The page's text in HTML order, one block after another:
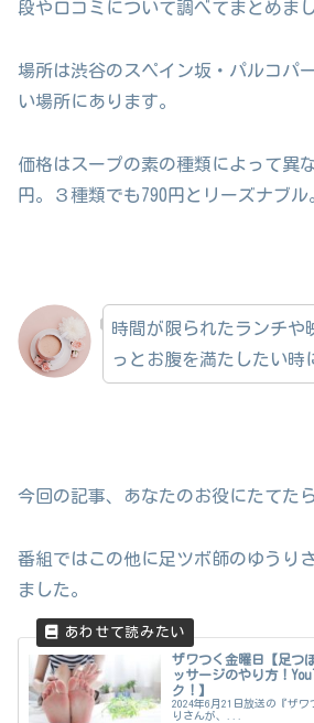
段や口コミについて調べてまとめまし
場所は渋谷のスペイン坂・パルコパ
い場所にあります。
価格はスープの素の種類によって異
円。３種類でも790円とリーズナブル
時間が限られたランチや
っとお腹を満たしたい時
今回の記事、あなたのお役にたてた
番組ではこの他に足ツボ師のゆうり
ました。
ザワつく金曜日【足つ
ッサージのやり方！
ク！】
2024年6月21日放送の『ザ
りさんが、...